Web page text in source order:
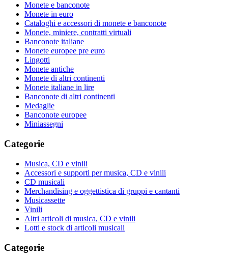
Monete e banconote
Monete in euro
Cataloghi e accessori di monete e banconote
Monete, miniere, contratti virtuali
Banconote italiane
Monete europee pre euro
Lingotti
Monete antiche
Monete di altri continenti
Monete italiane in lire
Banconote di altri continenti
Medaglie
Banconote europee
Miniassegni
Categorie
Musica, CD e vinili
Accessori e supporti per musica, CD e vinili
CD musicali
Merchandising e oggettistica di gruppi e cantanti
Musicassette
Vinili
Altri articoli di musica, CD e vinili
Lotti e stock di articoli musicali
Categorie